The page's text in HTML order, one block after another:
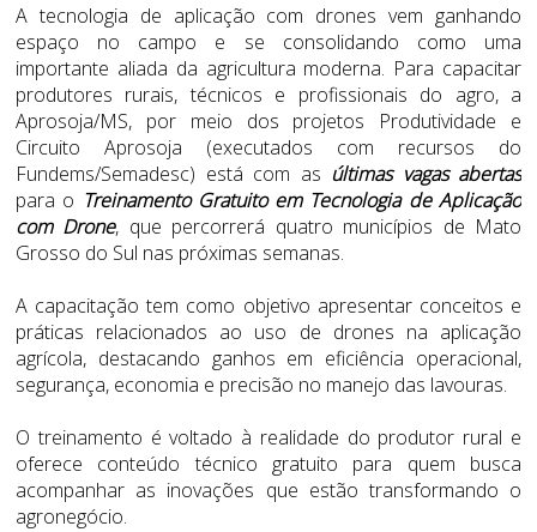
A tecnologia de aplicação com drones vem ganhando
espaço no campo e se consolidando como uma
importante aliada da agricultura moderna. Para capacitar
produtores rurais, técnicos e profissionais do agro, a
Aprosoja/MS, por meio dos projetos Produtividade e
Circuito Aprosoja (executados com recursos do
Fundems/Semadesc) está com as últimas vagas abertas
para o Treinamento Gratuito em Tecnologia de Aplicação
com Drone, que percorrerá quatro municípios de Mato
Grosso do Sul nas próximas semanas.
A capacitação tem como objetivo apresentar conceitos e
práticas relacionados ao uso de drones na aplicação
agrícola, destacando ganhos em eficiência operacional,
segurança, economia e precisão no manejo das lavouras.
O treinamento é voltado à realidade do produtor rural e
oferece conteúdo técnico gratuito para quem busca
acompanhar as inovações que estão transformando o
agronegócio.